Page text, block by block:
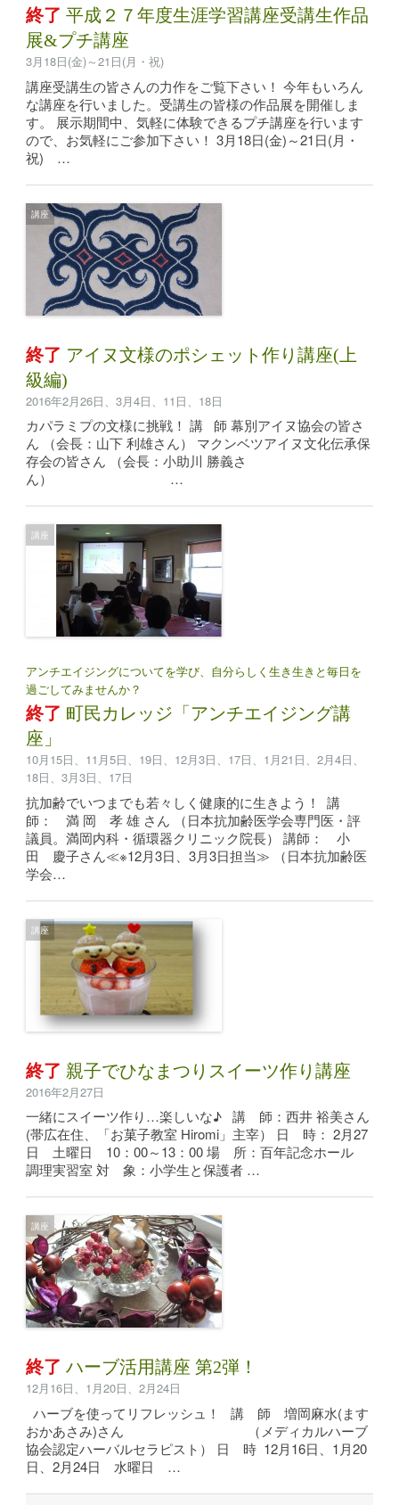
終了平成２７年度生涯学習講座受講生作品
展&プチ講座
3月18日(金)～21日(月・祝)
講座受講生の皆さんの力作をご覧下さい！ 今年もいろん
な講座を行いました。受講生の皆様の作品展を開催しま
す。 展示期間中、気軽に体験できるプチ講座を行います
ので、お気軽にご参加下さい！ 3月18日(金)～21日(月・
祝) …
講座
終了 アイヌ文様のポシェット作り講座(上
級編)
2016年2月26日、3月4日、11日、18日
カパラミプの文様に挑戦！ 講 師 幕別アイヌ協会の皆さ
ん （会長：山下 利雄さん） マクンベツアイヌ文化伝承保
存会の皆さん （会長：小助川 勝義さ
ん） …
講座
アンチエイジングについてを学び、自分らしく生き生きと毎日を
過ごしてみませんか？
終了 町民カレッジ「アンチエイジング講
座」
10月15日、11月5日、19日、12月3日、17日、1月21日、2月4日、
18日、3月3日、17日
抗加齢でいつまでも若々しく健康的に生きよう！ 講
師： 満 岡 孝 雄 さん （日本抗加齢医学会専門医・評
議員。満岡内科・循環器クリニック院長） 講師： 小
田 慶子さん≪※12月3日、3月3日担当≫ （日本抗加齢医
学会…
講座
終了 親子でひなまつりスイーツ作り講座
2016年2月27日
一緒にスイーツ作り…楽しいな♪ 講 師：西井 裕美さん
(帯広在住、「お菓子教室 Hiromi」主宰） 日 時： 2月27
日 土曜日 10：00～13：00 場 所：百年記念ホール
調理実習室 対 象：小学生と保護者 …
講座
終了ハーブ活用講座 第2弾！
12月16日、1月20日、2月24日
ハーブを使ってリフレッシュ！ 講 師 増岡麻水(ます
おかあさみ)さん （メディカルハーブ
協会認定ハーバルセラピスト） 日 時 12月16日、1月20
日、2月24日 水曜日 …